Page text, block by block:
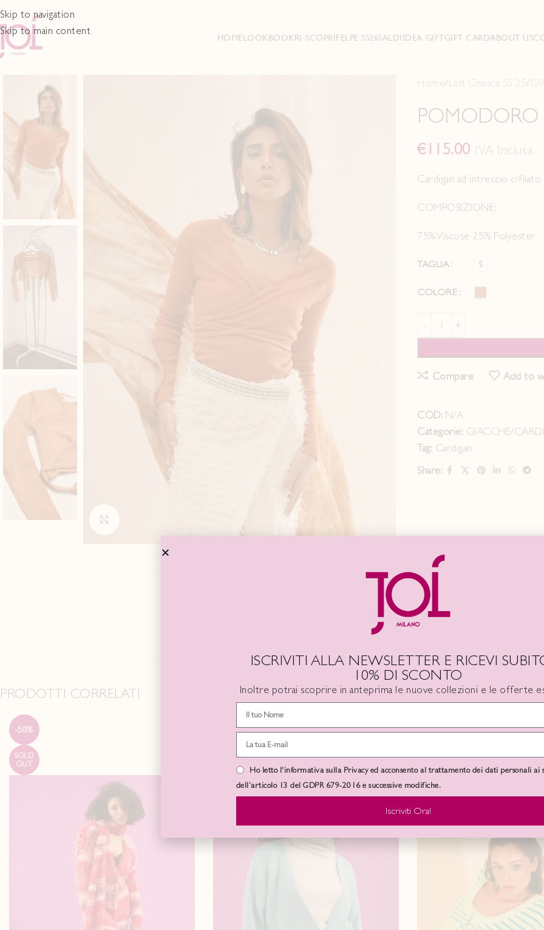
Skip to navigation
Skip to main content
HOMELOOKBOOKRI-SCOPRIFELPE SS26SALDI IDEA GIFTGIFT CARDABOUT US
Home Last Chance SS 25
POMODORO
€ 115.00 IVA Inclusa
Cardigan ad intreccio c/filato
COMPOSIZIONE:
75% Viscose 25% Polyester
TAGLIA S
COLORE
Compare Add to
COD: N/A
Categorie: GIACCHE/
Tag: Cardigan
Share:
INFORMAZIONI AGGIUNTIVE
PRODOTTI CORRELATI
-50%
SOLD
OUT
-50%
SOLD
-50%
SOLD
ISCRIVITI ALLA NEWSLETTER E RICEVI
10% DI SCONTO
Inoltre potrai scoprire in anteprima le nuove collezioni e le offerte
Ho letto l'informativa sulla Privacy ed acconsento al trattamento dei dati personali ai
dell’articolo 13 del GDPR 679-2016 e successive modifiche.
Iscriviti Ora!